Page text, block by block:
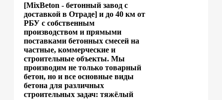
[MixBeton - бетонный завод с
доставкой в Отраде] и до 40 км от
РБУ с собственным
производством и прямыми
поставками бетонных смесей на
частные, коммерческие и
строительные объекты. Мы
производим не только товарный
бетон, но и все основные виды
бетона для различных
строительных задач: тяжёлый